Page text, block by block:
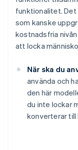
funktionalitet.
som kanske
kostnadsfria
att locka
När ska du
använda och
den här
du inte lockar
konverterar till